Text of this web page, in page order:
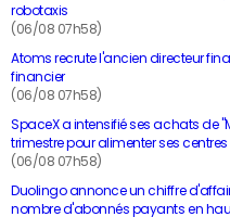
robotaxis
(06/08 07h58)
Atoms recrute l'ancien directeur
financier
(06/08 07h58)
SpaceX a intensifié ses achats de
trimestre pour alimenter ses
(06/08 07h58)
Duolingo annonce un chiffre
nombre d'abonnés payants en